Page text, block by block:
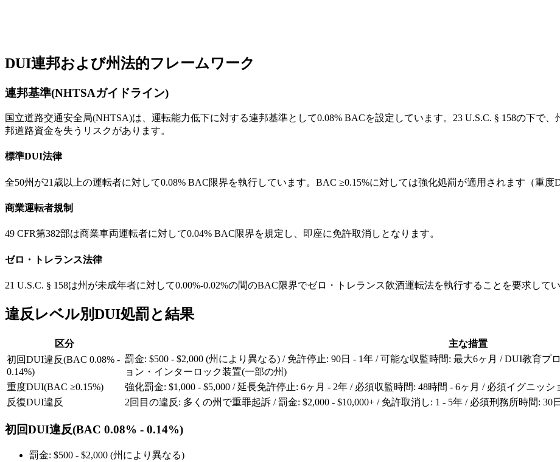
DUI連邦および州法的フレームワーク
連邦基準(NHTSAガイドライン)
国立道路交通安全局(NHTSA)は、運転能力低下に対する連邦基準として0.08% BACを設定しています。23 U.S.C. § 158の下で
邦道路資金を失うリスクがあります。
標準DUI法律
全50州が21歳以上の運転者に対して0.08% BAC限界を執行しています。BAC ≥0.15%に対しては強化処罰が適用されます（重度
商業運転者規制
49 CFR第382部は商業車両運転者に対して0.04% BAC限界を規定し、即座に免許取消しとなります。
ゼロ・トレランス法律
21 U.S.C. § 158は州が未成年者に対して0.00%-0.02%の間のBAC限界でゼロ・トレランス飲酒運転法を執行することを要求してい
違反レベル別DUI処罰と結果
区分
主な措置
初回DUI違反(BAC 0.08% -
0.14%)
罰金: $500 - $2,000 (州により異なる) / 免許停止: 90日 - 1年 / 可能な収監時間: 最大6ヶ月 / DUI教育
ョン・インターロック装置(一部の州)
重度DUI(BAC ≥0.15%)
強化罰金: $1,000 - $5,000 / 延長免許停止: 6ヶ月 - 2年 / 必須収監時間: 48時間 - 6ヶ月 / 必須イグニッ
反復DUI違反
2回目の違反: 多くの州で重罪起訴 / 罰金: $2,000 - $10,000+ / 免許取消し: 1 - 5年 / 必須刑務所時間: 30
初回DUI違反(BAC 0.08% - 0.14%)
罰金: $500 - $2,000 (州により異なる)